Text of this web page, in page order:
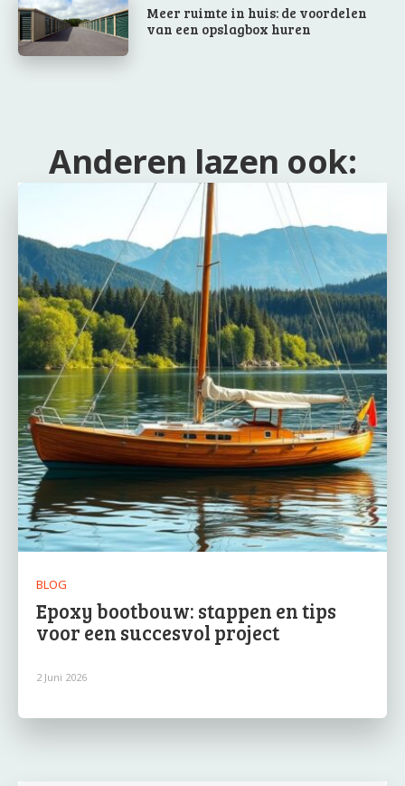
Meer ruimte in huis: de voordelen
van een opslagbox huren
Anderen lazen ook:
BLOG
Epoxy bootbouw: stappen en tips
voor een succesvol project
2 Juni 2026